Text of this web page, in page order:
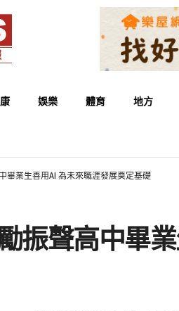
娛樂 體育 地方
畢業生善用AI 為未來職涯發展奠定基礎
振聲高中畢